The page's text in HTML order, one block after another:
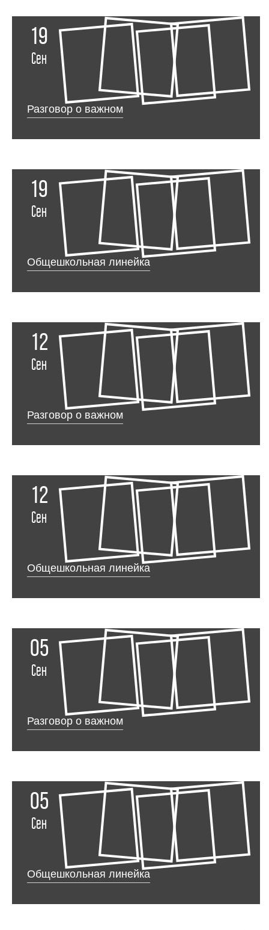
19
Сен
Разговор о важном
19
Сен
Общешкольная линейка
12
Сен
Разговор о важном
12
Сен
Общешкольная линейка
05
Сен
Разговор о важном
05
Сен
Общешкольная линейка